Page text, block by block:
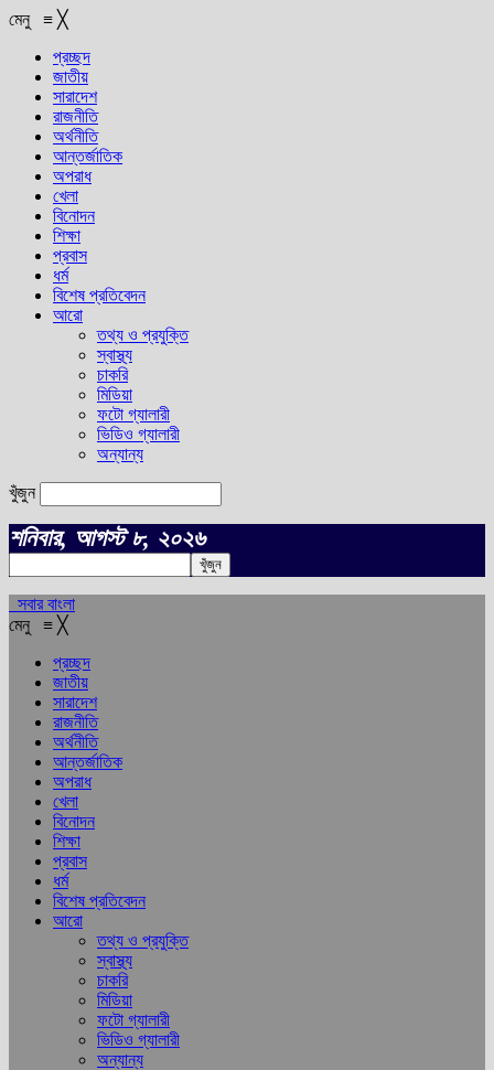
মেনু ≡ ╳
প্রচ্ছদ
জাতীয়
সারাদেশ
রাজনীতি
অর্থনীতি
আন্তর্জাতিক
অপরাধ
খেলা
বিনোদন
শিক্ষা
প্রবাস
ধর্ম
বিশেষ প্রতিবেদন
আরো
তথ্য ও প্রযুক্তি
স্বাস্থ্য
চাকরি
মিডিয়া
ফটো গ্যালারী
ভিডিও গ্যালারী
অন্যান্য
খুঁজুন
শনিবার, আগস্ট ৮, ২০২৬
সবার বাংলা
মেনু ≡ ╳
প্রচ্ছদ
জাতীয়
সারাদেশ
রাজনীতি
অর্থনীতি
আন্তর্জাতিক
অপরাধ
খেলা
বিনোদন
শিক্ষা
প্রবাস
ধর্ম
বিশেষ প্রতিবেদন
আরো
তথ্য ও প্রযুক্তি
স্বাস্থ্য
চাকরি
মিডিয়া
ফটো গ্যালারী
ভিডিও গ্যালারী
অন্যান্য